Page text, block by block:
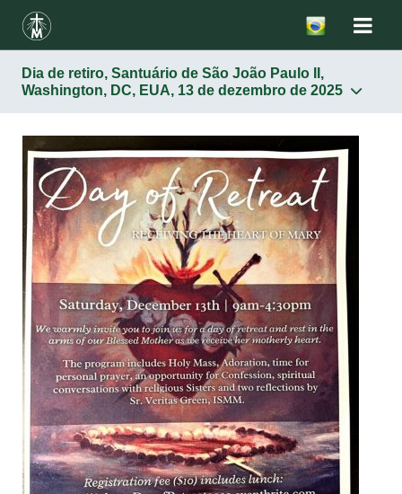
Dia de retiro, Santuário de São João Paulo II,
Washington, DC, EUA, 13 de dezembro de 2025